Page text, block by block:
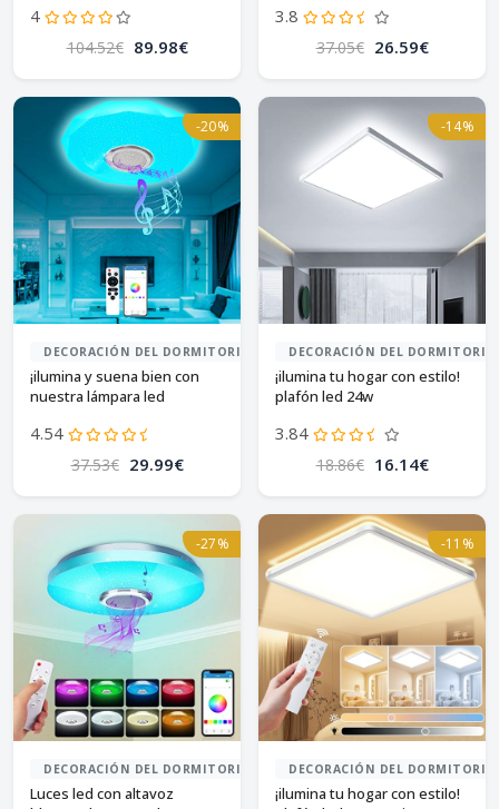
4
104.52€ 89.98€
3.8
37.05€ 26.59€
-20%
DECORACIÓN DEL DORMITORIO
¡ilumina y suena bien con
nuestra lámpara led
4.54
37.53€ 29.99€
-14%
DECORACIÓN DEL DORMITORIO
¡ilumina tu hogar con estilo!
plafón led 24w
3.84
18.86€ 16.14€
-27%
DECORACIÓN DEL DORMITORIO
Luces led con altavoz
-11%
DECORACIÓN DEL DORMITORIO
¡ilumina tu hogar con estilo!